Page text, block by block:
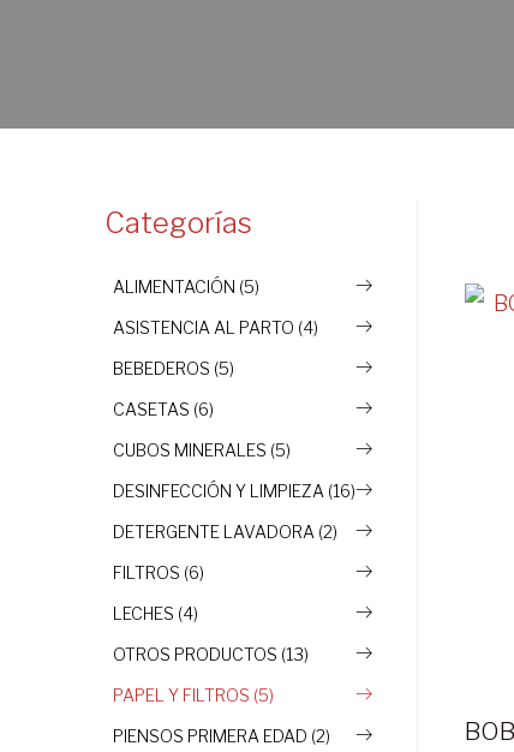
Categorías
ALIMENTACIÓN (5)
ASISTENCIA AL PARTO (4)
BEBEDEROS (5)
CASETAS (6)
CUBOS MINERALES (5)
DESINFECCIÓN Y LIMPIEZA (16)
DETERGENTE LAVADORA (2)
FILTROS (6)
LECHES (4)
OTROS PRODUCTOS (13)
PAPEL Y FILTROS (5)
PIENSOS PRIMERA EDAD (2)